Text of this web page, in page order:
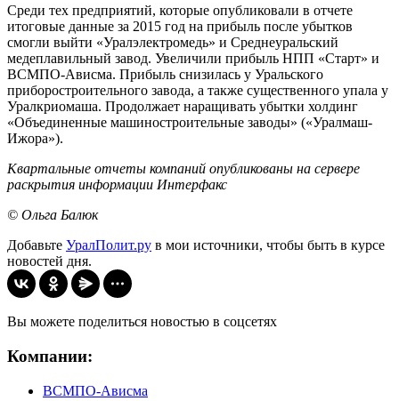
Среди тех предприятий, которые опубликовали в отчете
итоговые данные за 2015 год на прибыль после убытков
смогли выйти «Уралэлектромедь» и Среднеуральский
медеплавильный завод. Увеличили прибыль НПП «Старт» и
ВСМПО-Ависма. Прибыль снизилась у Уральского
приборостроительного завода, а также существенного упала у
Уралкриомаша. Продолжает наращивать убытки холдинг
«Объединенные машиностроительные заводы» («Уралмаш-
Ижора»).
Квартальные отчеты компаний опубликованы на сервере
раскрытия информации Интерфакс
© Ольга Балюк
Добавьте УралПолит.ру в мои источники, чтобы быть в курсе
новостей дня.
Вы можете поделиться новостью в соцсетях
Компании:
ВСМПО-Ависма